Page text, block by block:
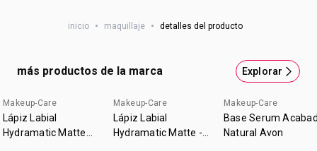
sensación de hidratación, suavidad & volumen al instante
cuidan tu piel3 9 de cada 10 mujeres sintieron sus labios
más hidratados hasta el final del día.2 1Como Hialuronato
de Sodio.2Basado en estudios de percepción con
consumidores.3Contiene más del 50% de ingredientes
hidratantes y protectores de la piel.
inicio • maquillaje • detalles del producto
más productos de la marca Explorar
Makeup-Care
Lápiz Labial
Hydramatic Matte
Makeup-Care
Lápiz Labial
Hydramatic Matte -
Makeup-Care
Base Serum
Natural Avon